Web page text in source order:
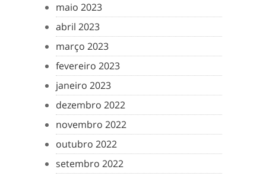
maio 2023
abril 2023
março 2023
fevereiro 2023
janeiro 2023
dezembro 2022
novembro 2022
outubro 2022
setembro 2022